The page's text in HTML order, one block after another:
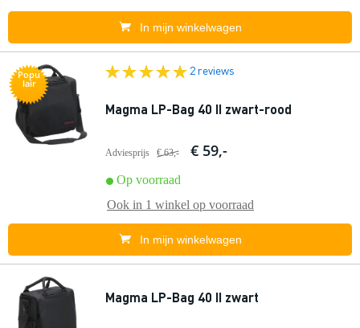
In mijn winkelwagen
Popu
lair
2 reviews
Magma LP-Bag 40 II zwart-rood
Adviesprijs € 63,- € 59,-
Op voorraad
Ook in 1 winkel op voorraad
In mijn winkelwagen
Magma LP-Bag 40 II zwart